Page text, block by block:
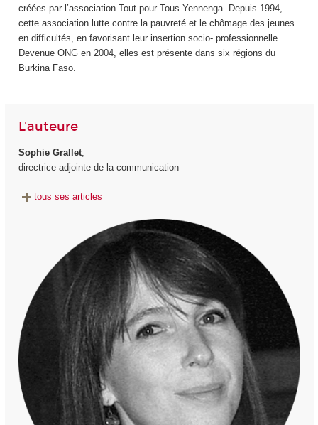
créées par l’association Tout pour Tous Yennenga. Depuis 1994,
cette association lutte contre la pauvreté et le chômage des jeunes
en difficultés, en favorisant leur insertion socio- professionnelle.
Devenue ONG en 2004, elles est présente dans six régions du
Burkina Faso.
L'auteure
Sophie Grallet,
directrice adjointe de la communication
tous ses articles